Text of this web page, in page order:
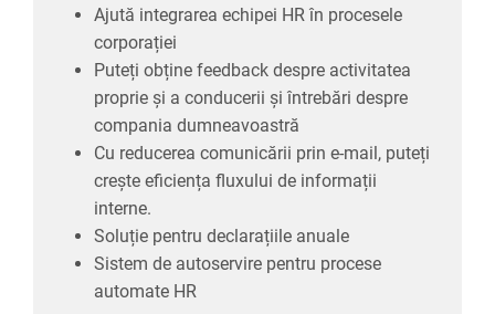
Ajută integrarea echipei HR în procesele
corporației
Puteți obține feedback despre activitatea
proprie și a conducerii și întrebări despre
compania dumneavoastră
Cu reducerea comunicării prin e-mail, puteți
crește eficiența fluxului de informații
interne.
Soluție pentru declarațiile anuale
Sistem de autoservire pentru procese
automate HR
interne.
Soluție pentru declarațiile anuale
Sistem de autoservire pentru procese
automate HR